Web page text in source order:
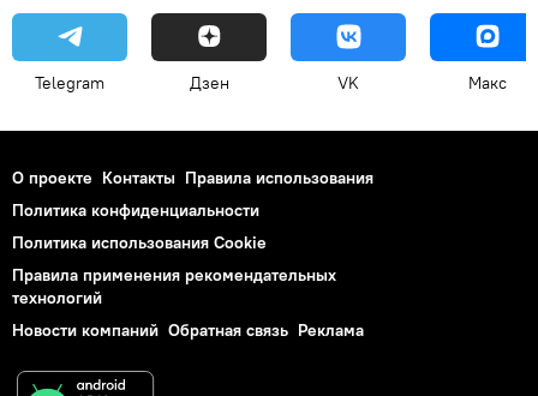
Telegram Дзен VK Макс
О проекте Контакты Правила использования
Политика конфиденциальности
Политика использования Cookie
Правила применения рекомендательных
технологий
Новости компаний Обратная связь Реклама